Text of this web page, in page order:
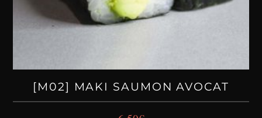
[M02] MAKI SAUMON AVOCAT